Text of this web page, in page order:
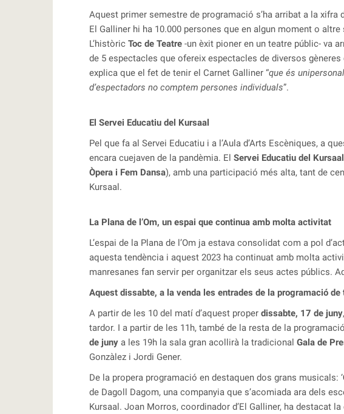
Aquest primer semestre de programació s’ha arribat a la xifra
El Galliner hi ha 10.000 persones que en algun moment o
L’històric Toc de Teatre -un èxit pioner en un teatre públic- va
de 5 espectacles que ofereix espectacles de diversos
explica que el fet de tenir el Carnet Galliner “que és
d’espectadors no comptem persones individuals”.
El Servei Educatiu del Kursaal
Pel que fa al Servei Educatiu i a l’Aula d’Arts Escèniques, a
encara cuejaven de la pandèmia. El Servei Educatiu del Kursaal
Òpera i Fem Dansa), amb una participació més alta, tant de
Kursaal.
La Plana de l’Om, un espai que continua amb molta activitat
L’espai de la Plana de l’Om ja estava consolidat com a pol
aquesta tendència i aquest 2023 ha continuat amb molta
manresanes fan servir per organitzar els seus actes públics.
Aquest dissabte, a la venda les entrades de la programació de
A partir de les 10 del matí d’aquest proper dissabte, 17 de juny
tardor. I a partir de les 11h, també de la resta de la
de juny a les 19h la sala gran acollirà la tradicional Gala de
Gonzàlez i Jordi Gener.
De la propera programació en destaquen dos grans musicals: ‘
de Dagoll Dagom, una companyia que s’acomiada ara dels
Kursaal. Joan Morros, coordinador d’El Galliner, ha destacat